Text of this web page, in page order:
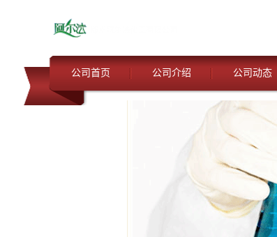
公司首页 公司介绍 公司动态